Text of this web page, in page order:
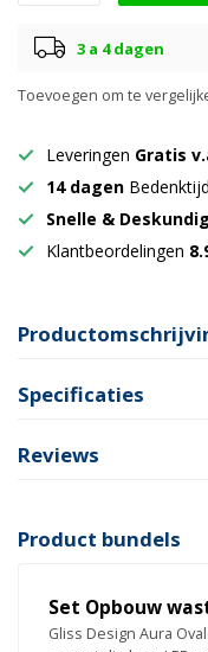
3 a 4 dagen
Toevoegen om te
Leveringen Gratis
14 dagen Bedenktijd
Snelle &
Klantbeordelingen
Specificaties
Reviews
Product bundels
Set Opbouw
Gliss Design Aura